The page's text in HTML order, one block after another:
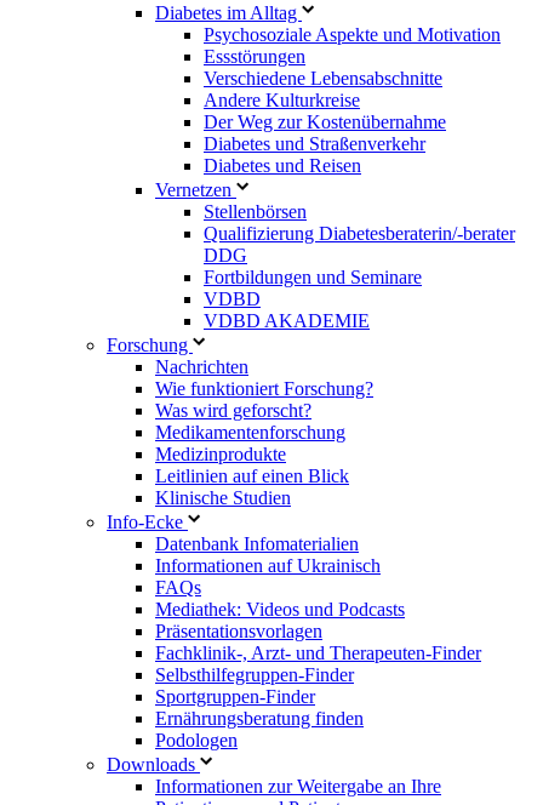
Diabetes im Alltag
Psychosoziale Aspekte und Motivation
Essstörungen
Verschiedene Lebensabschnitte
Andere Kulturkreise
Der Weg zur Kostenübernahme
Diabetes und Straßenverkehr
Diabetes und Reisen
Vernetzen
Stellenbörsen
Qualifizierung Diabetesberaterin/­-berater
DDG
Fortbildungen und Seminare
VDBD
VDBD AKADEMIE
Forschung
Nachrichten
Wie funktioniert Forschung?
Was wird geforscht?
Medikamentenforschung
Medizinprodukte
Leitlinien auf einen Blick
Klinische Studien
Info-Ecke
Datenbank Infomaterialien
Informationen auf Ukrainisch
FAQs
Mediathek: Videos und Podcasts
Präsentationsvorlagen
Fachklinik-, Arzt- und Therapeuten-Finder
Selbsthilfegruppen-Finder
Sportgruppen-Finder
Ernährungsberatung finden
Podologen
Downloads
Informationen zur Weitergabe an Ihre